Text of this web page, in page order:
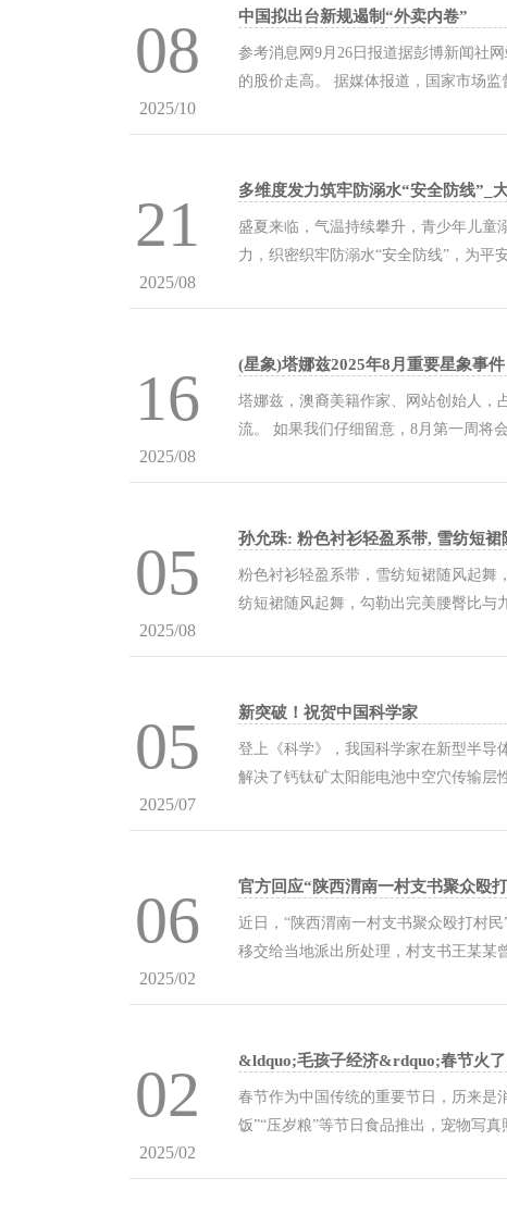
08
2025/10
中国拟出台新规遏制“外卖内卷”
参考消息网9月26日报道据彭博新闻社
的股价走高。 据媒体报道，国家市场
折扣力度应对，这反过来压缩了行业利
21
2025/08
多维度发力筑牢防溺水“安全防线”_
盛夏来临，气温持续攀升，青少年儿童
力，织密织牢防溺水“安全防线”，为平
案例等方式，向家长和孩子普及“六不
16
2025/08
(星象)塔娜兹2025年8月重要星象事件
塔娜兹，澳裔美籍作家、网站创始人，
流。 如果我们仔细留意，8月第一周将
观，与地球大气折射现象有关，一般发
05
2025/08
孙允珠: 粉色衬衫轻盈系带, 雪纺短
粉色衬衫轻盈系带，雪纺短裙随风起舞
纺短裙随风起舞，勾勒出完美腰臀比与
比例，举手投足间演绎清新优雅，仿佛
05
2025/07
新突破！祝贺中国科学家
登上《科学》，我国科学家在新型半导
解决了钙钛矿太阳能电池中空穴传输层
的有机自组装分子的性能仍处于瓶颈，
06
2025/02
官方回应“陕西渭南一村支书聚众殴
近日，“陕西渭南一村支书聚众殴打村
移交给当地派出所处理，村支书王某某
图） 据媒体报道，近日，陕西省渭南
02
2025/02
&ldquo;毛孩子经济&rdquo;春节火
春节作为中国传统的重要节日，历来
饭”“压岁粮”等节日食品推出，宠物写
场也呈现出新的风尚，宠物们也成为节